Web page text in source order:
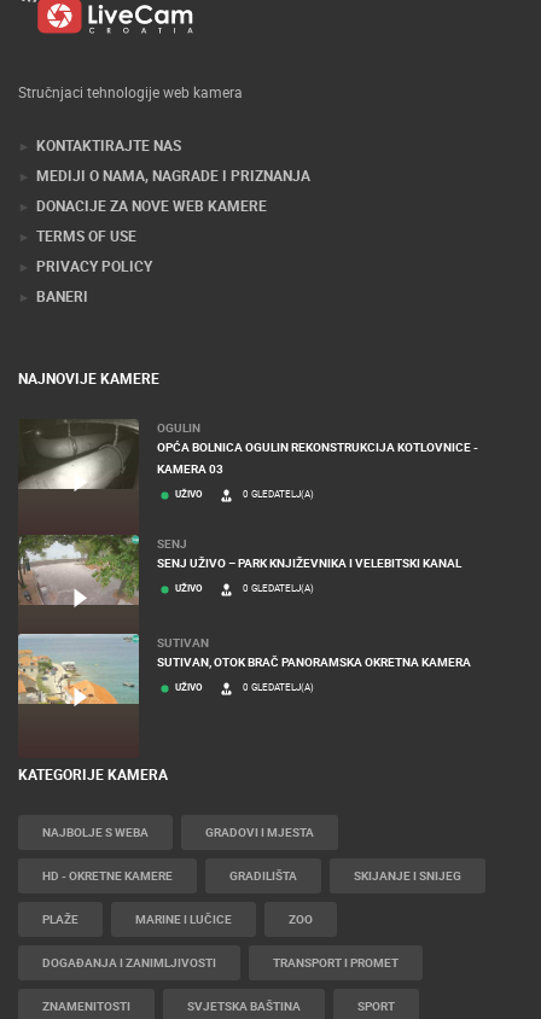
Stručnjaci tehnologije web kamera
KONTAKTIRAJTE NAS
MEDIJI O NAMA, NAGRADE I PRIZNANJA
DONACIJE ZA NOVE WEB KAMERE
TERMS OF USE
PRIVACY POLICY
BANERI
NAJNOVIJE KAMERE
OGULIN
OPĆA BOLNICA OGULIN REKONSTRUKCIJA KOTLOVNICE -
KAMERA 03
UŽIVO 0 GLEDATELJ(A)
SENJ
SENJ UŽIVO – PARK KNJIŽEVNIKA I VELEBITSKI KANAL
UŽIVO 0 GLEDATELJ(A)
SUTIVAN
SUTIVAN, OTOK BRAČ PANORAMSKA OKRETNA KAMERA
UŽIVO 0 GLEDATELJ(A)
KATEGORIJE KAMERA
NAJBOLJE S WEBA GRADOVI I MJESTA
HD - OKRETNE KAMERE GRADILIŠTA SKIJANJE I SNIJEG
PLAŽE MARINE I LUČICE ZOO
DOGAĐANJA I ZANIMLJIVOSTI TRANSPORT I PROMET
ZNAMENITOSTI SVJETSKA BAŠTINA SPORT